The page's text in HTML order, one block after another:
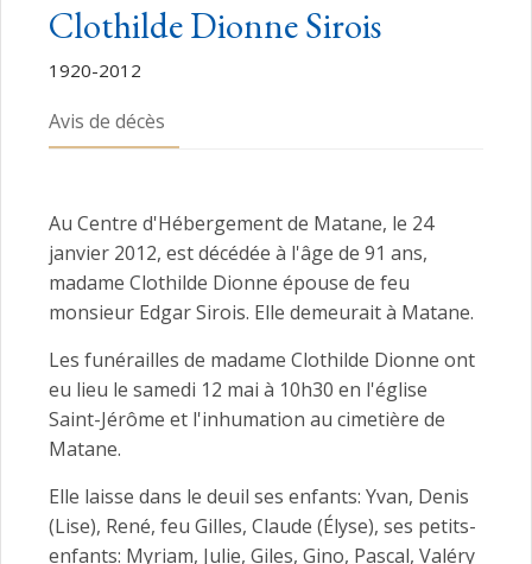
Clothilde Dionne Sirois
1920-2012
Avis de décès
Au Centre d'Hébergement de Matane, le 24
janvier 2012, est décédée à l'âge de 91 ans,
madame Clothilde Dionne épouse de feu
monsieur Edgar Sirois. Elle demeurait à Matane.
Les funérailles de madame Clothilde Dionne ont
eu lieu le samedi 12 mai à 10h30 en l'église
Saint-Jérôme et l'inhumation au cimetière de
Matane.
Elle laisse dans le deuil ses enfants: Yvan, Denis
(Lise), René, feu Gilles, Claude (Élyse), ses petits-
enfants: Myriam, Julie, Giles, Gino, Pascal, Valéry